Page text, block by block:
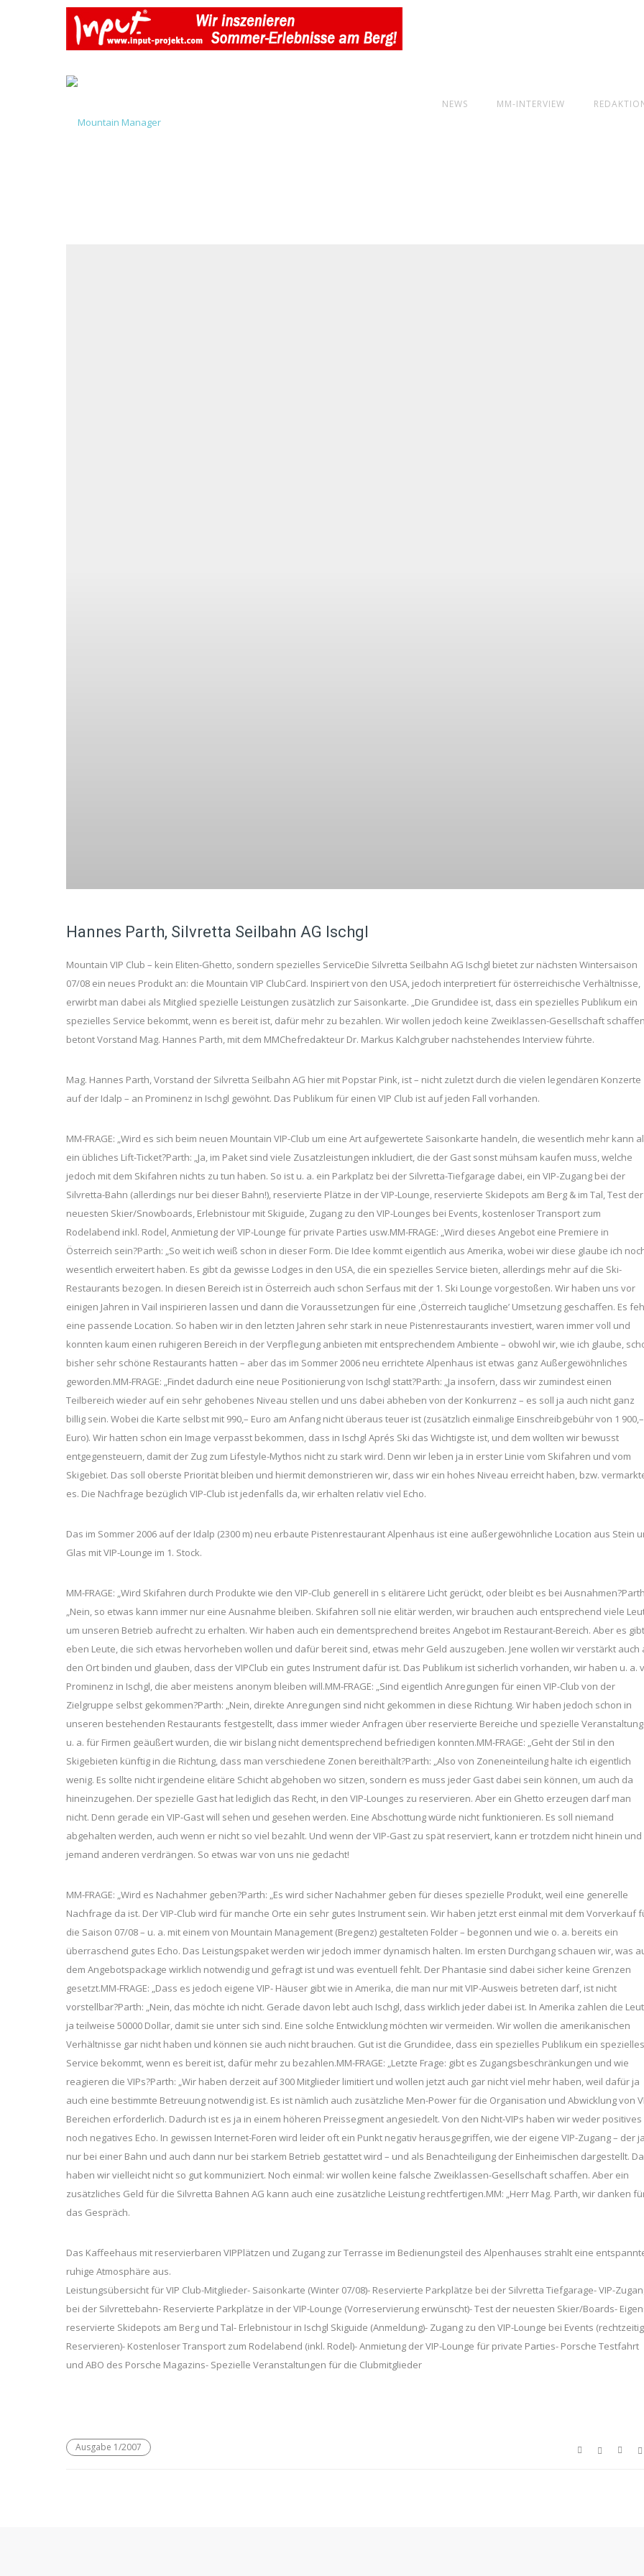
NEWS MM-INTERVIEW
Hannes Parth, Silvretta Seilbahn AG Ischgl
Mountain VIP Club – kein Eliten-Ghetto, sondern spezielles ServiceDie Silvretta Seilbahn AG Ischgl bietet zur nächsten Wintersaison
07/08 ein neues Produkt an: die Mountain VIP ClubCard. Inspiriert von den USA, jedoch interpretiert für österreichische Verhältnisse,
erwirbt man dabei als Mitglied spezielle Leistungen zusätzlich zur Saisonkarte. „Die Grundidee ist, dass ein spezielles Publikum ein
spezielles Service bekommt, wenn es bereit ist, dafür mehr zu bezahlen. Wir wollen jedoch keine Zweiklassen-Gesellschaft schaffen,
betont Vorstand Mag. Hannes Parth, mit dem MMChefredakteur Dr. Markus Kalchgruber nachstehendes Interview führte.
Mag. Hannes Parth, Vorstand der Silvretta Seilbahn AG hier mit Popstar Pink, ist – nicht zuletzt durch die vielen legendären Konzerte
auf der Idalp – an Prominenz in Ischgl gewöhnt. Das Publikum für einen VIP Club ist auf jeden Fall vorhanden.
MM-FRAGE: „Wird es sich beim neuen Mountain VIP-Club um eine Art aufgewertete Saisonkarte handeln, die wesentlich mehr kann
ein übliches Lift-Ticket?Parth: „Ja, im Paket sind viele Zusatzleistungen inkludiert, die der Gast sonst mühsam kaufen muss, welche
jedoch mit dem Skifahren nichts zu tun haben. So ist u. a. ein Parkplatz bei der Silvretta-Tiefgarage dabei, ein VIP-Zugang bei der
Silvretta-Bahn (allerdings nur bei dieser Bahn!), reservierte Plätze in der VIP-Lounge, reservierte Skidepots am Berg & im Tal, Test der
neuesten Skier/Snowboards, Erlebnistour mit Skiguide, Zugang zu den VIP-Lounges bei Events, kostenloser Transport zum
Rodelabend inkl. Rodel, Anmietung der VIP-Lounge für private Parties usw.MM-FRAGE: „Wird dieses Angebot eine Premiere in
Österreich sein?Parth: „So weit ich weiß schon in dieser Form. Die Idee kommt eigentlich aus Amerika, wobei wir diese glaube ich
wesentlich erweitert haben. Es gibt da gewisse Lodges in den USA, die ein spezielles Service bieten, allerdings mehr auf die Ski-
Restaurants bezogen. In diesen Bereich ist in Österreich auch schon Serfaus mit der 1. Ski Lounge vorgestoßen. Wir haben uns vor
einigen Jahren in Vail inspirieren lassen und dann die Voraussetzungen für eine ,Österreich taugliche’ Umsetzung geschaffen. Es
eine passende Location. So haben wir in den letzten Jahren sehr stark in neue Pistenrestaurants investiert, waren immer voll und
konnten kaum einen ruhigeren Bereich in der Verpflegung anbieten mit entsprechendem Ambiente – obwohl wir, wie ich glaube,
bisher sehr schöne Restaurants hatten – aber das im Sommer 2006 neu errichtete Alpenhaus ist etwas ganz Außergewöhnliches
geworden.MM-FRAGE: „Findet dadurch eine neue Positionierung von Ischgl statt?Parth: „Ja insofern, dass wir zumindest einen
Teilbereich wieder auf ein sehr gehobenes Niveau stellen und uns dabei abheben von der Konkurrenz – es soll ja auch nicht ganz
billig sein. Wobei die Karte selbst mit 990,– Euro am Anfang nicht überaus teuer ist (zusätzlich einmalige Einschreibgebühr von 1 900,–
Euro). Wir hatten schon ein Image verpasst bekommen, dass in Ischgl Aprés Ski das Wichtigste ist, und dem wollten wir bewusst
entgegensteuern, damit der Zug zum Lifestyle-Mythos nicht zu stark wird. Denn wir leben ja in erster Linie vom Skifahren und vom
Skigebiet. Das soll oberste Priorität bleiben und hiermit demonstrieren wir, dass wir ein hohes Niveau erreicht haben, bzw.
es. Die Nachfrage bezüglich VIP-Club ist jedenfalls da, wir erhalten relativ viel Echo.
Das im Sommer 2006 auf der Idalp (2300 m) neu erbaute Pistenrestaurant Alpenhaus ist eine außergewöhnliche Location aus Stein
Glas mit VIP-Lounge im 1. Stock.
MM-FRAGE: „Wird Skifahren durch Produkte wie den VIP-Club generell in s elitärere Licht gerückt, oder bleibt es bei
„Nein, so etwas kann immer nur eine Ausnahme bleiben. Skifahren soll nie elitär werden, wir brauchen auch entsprechend viele
um unseren Betrieb aufrecht zu erhalten. Wir haben auch ein dementsprechend breites Angebot im Restaurant-Bereich. Aber es gibt
eben Leute, die sich etwas hervorheben wollen und dafür bereit sind, etwas mehr Geld auszugeben. Jene wollen wir verstärkt auch
den Ort binden und glauben, dass der VIPClub ein gutes Instrument dafür ist. Das Publikum ist sicherlich vorhanden, wir haben u. a.
Prominenz in Ischgl, die aber meistens anonym bleiben will.MM-FRAGE: „Sind eigentlich Anregungen für einen VIP-Club von der
Zielgruppe selbst gekommen?Parth: „Nein, direkte Anregungen sind nicht gekommen in diese Richtung. Wir haben jedoch schon in
unseren bestehenden Restaurants festgestellt, dass immer wieder Anfragen über reservierte Bereiche und spezielle
u. a. für Firmen geäußert wurden, die wir bislang nicht dementsprechend befriedigen konnten.MM-FRAGE: „Geht der Stil in den
Skigebieten künftig in die Richtung, dass man verschiedene Zonen bereithält?Parth: „Also von Zoneneinteilung halte ich eigentlich
wenig. Es sollte nicht irgendeine elitäre Schicht abgehoben wo sitzen, sondern es muss jeder Gast dabei sein können, um auch da
hineinzugehen. Der spezielle Gast hat lediglich das Recht, in den VIP-Lounges zu reservieren. Aber ein Ghetto erzeugen darf man
nicht. Denn gerade ein VIP-Gast will sehen und gesehen werden. Eine Abschottung würde nicht funktionieren. Es soll niemand
abgehalten werden, auch wenn er nicht so viel bezahlt. Und wenn der VIP-Gast zu spät reserviert, kann er trotzdem nicht hinein und
jemand anderen verdrängen. So etwas war von uns nie gedacht!
MM-FRAGE: „Wird es Nachahmer geben?Parth: „Es wird sicher Nachahmer geben für dieses spezielle Produkt, weil eine generelle
Nachfrage da ist. Der VIP-Club wird für manche Orte ein sehr gutes Instrument sein. Wir haben jetzt erst einmal mit dem Vorverkauf
die Saison 07/08 – u. a. mit einem von Mountain Management (Bregenz) gestalteten Folder – begonnen und wie o. a. bereits ein
überraschend gutes Echo. Das Leistungspaket werden wir jedoch immer dynamisch halten. Im ersten Durchgang schauen wir, was
dem Angebotspackage wirklich notwendig und gefragt ist und was eventuell fehlt. Der Phantasie sind dabei sicher keine Grenzen
gesetzt.MM-FRAGE: „Dass es jedoch eigene VIP- Häuser gibt wie in Amerika, die man nur mit VIP-Ausweis betreten darf, ist nicht
vorstellbar?Parth: „Nein, das möchte ich nicht. Gerade davon lebt auch Ischgl, dass wirklich jeder dabei ist. In Amerika zahlen die
ja teilweise 50000 Dollar, damit sie unter sich sind. Eine solche Entwicklung möchten wir vermeiden. Wir wollen die amerikanischen
Verhältnisse gar nicht haben und können sie auch nicht brauchen. Gut ist die Grundidee, dass ein spezielles Publikum ein spezielles
Service bekommt, wenn es bereit ist, dafür mehr zu bezahlen.MM-FRAGE: „Letzte Frage: gibt es Zugangsbeschränkungen und wie
reagieren die VIPs?Parth: „Wir haben derzeit auf 300 Mitglieder limitiert und wollen jetzt auch gar nicht viel mehr haben, weil dafür ja
auch eine bestimmte Betreuung notwendig ist. Es ist nämlich auch zusätzliche Men-Power für die Organisation und Abwicklung von
Bereichen erforderlich. Dadurch ist es ja in einem höheren Preissegment angesiedelt. Von den Nicht-VIPs haben wir weder positives
noch negatives Echo. In gewissen Internet-Foren wird leider oft ein Punkt negativ herausgegriffen, wie der eigene VIP-Zugang – der ja
nur bei einer Bahn und auch dann nur bei starkem Betrieb gestattet wird – und als Benachteiligung der Einheimischen dargestellt. Da
haben wir vielleicht nicht so gut kommuniziert. Noch einmal: wir wollen keine falsche Zweiklassen-Gesellschaft schaffen. Aber ein
zusätzliches Geld für die Silvretta Bahnen AG kann auch eine zusätzliche Leistung rechtfertigen.MM: „Herr Mag. Parth, wir danken
das Gespräch.
Das Kaffeehaus mit reservierbaren VIPPlätzen und Zugang zur Terrasse im Bedienungsteil des Alpenhauses strahlt eine
ruhige Atmosphäre aus.
Leistungsübersicht für VIP Club-Mitglieder- Saisonkarte (Winter 07/08)- Reservierte Parkplätze bei der Silvretta Tiefgarage- VIP-
bei der Silvrettebahn- Reservierte Parkplätze in der VIP-Lounge (Vorreservierung erwünscht)- Test der neuesten Skier/Boards-
reservierte Skidepots am Berg und Tal- Erlebnistour in Ischgl Skiguide (Anmeldung)- Zugang zu den VIP-Lounge bei Events
Reservieren)- Kostenloser Transport zum Rodelabend (inkl. Rodel)- Anmietung der VIP-Lounge für private Parties- Porsche Testfahrt
und ABO des Porsche Magazins- Spezielle Veranstaltungen für die Clubmitglieder
Ausgabe 1/2007